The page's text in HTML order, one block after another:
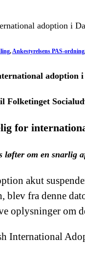
, Ankestyrelsens PAS-ordning
adoption
Folketinget
for
løfter om en
akut
blev fra denne
oplysninger om
International